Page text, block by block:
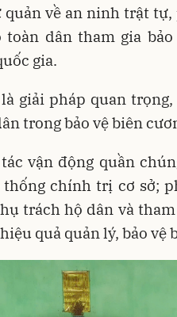
về an ninh trật
dân tham gia
gia.
giải pháp quan
trong bảo vệ biên
vận động quần
thống chính trị cơ sở;
trách hộ dân và
quả quản lý, bảo vệ